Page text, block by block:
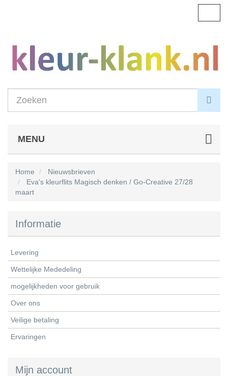
MENU
Home
Nieuwsbrieven
Eva's kleurflits Magisch denken / Go-Creative 27/28
maart
Informatie
Levering
Wettelijke Mededeling
mogelijkheden voor gebruik
Over ons
Veilige betaling
Ervaringen
Mijn account